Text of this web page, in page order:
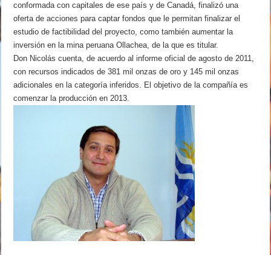
conformada con capitales de ese país y de Canadá, finalizó una
oferta de acciones para captar fondos que le permitan finalizar el
estudio de factibilidad del proyecto, como también aumentar la
inversión en la mina peruana Ollachea, de la que es titular.
Don Nicolás cuenta, de acuerdo al informe oficial de agosto de 2011,
con recursos indicados de 381 mil onzas de oro y 145 mil onzas
adicionales en la categoría inferidos. El objetivo de la compañía es
comenzar la producción en 2013.